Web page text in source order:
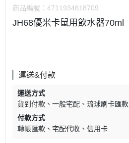
商品編號： 4711934618709
JH68優米卡鼠用飲水器70ml
運送&付款
運送方式
貨到付款
一般宅配 琉球刷卡匯款
付款方式
轉帳匯款
宅配代收 信用卡